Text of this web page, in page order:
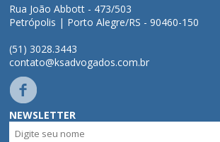
Profissionais
Publicações
Rua João Abbott - 473/503
Petrópolis | Porto Alegre/RS - 90460-150
(51) 3028.3443
contato@ksadvogados.com.br
NEWSLETTER